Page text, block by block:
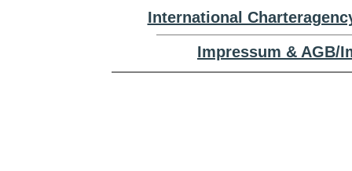
International
Impressum & AGB/